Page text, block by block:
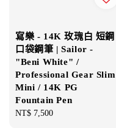
寫樂 - 14K 玫瑰白 短鋼
口袋鋼筆 | Sailor -
"Beni White" /
Professional Gear Slim
Mini / 14K PG
Fountain Pen
Regular
NT$ 7,500